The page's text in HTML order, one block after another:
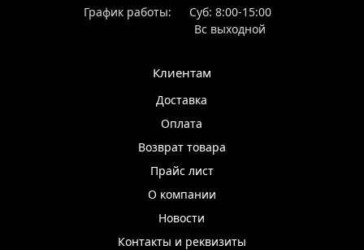
График работы:
Суб: 8:00-15:00
Вс выходной
Клиентам
Доставка
Оплата
Возврат товара
Прайс лист
О компании
Новости
Контакты и реквизиты